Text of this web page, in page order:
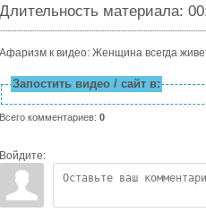
Длительность материала:
Афаризм к видео: Женщина всегда
Запостить видео / сайт в:
Всего комментариев: 0
Войдите: